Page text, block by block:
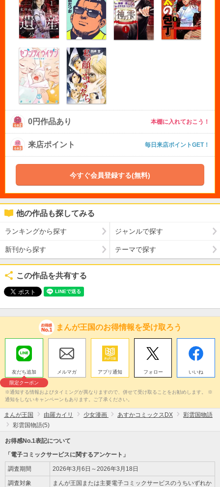
0円作品あり 本棚に入れておこう！
来店ポイント 毎日来店ポイントGET！
今すぐ会員登録する(無料)
他の作品も探してみる
ランキングから探す ジャンルで探す
新刊から探す テーマで探す
この作品を共有する
まんが王国のお得情報を受け取ろう
友だち追加
限定クーポン
メルマガ アプリ通知 フォロー いいね
※通知する情報およびタイミングが異なりますので、併せて受け取ることをお勧めします。 ※
通知をしないキャンペーンもあります。ご了承ください。
まんが王国 由羅カイリ 少女漫画 あすかコミックスDX
彩雲国物語
彩雲国物語(5)
お得感No.1表記について
「電子コミックサービスに関するアンケート」
調査期間 2026年3月6日～2026年3月18日
調査対象 まんが王国または主要電子コミックサービスのうちいずれか